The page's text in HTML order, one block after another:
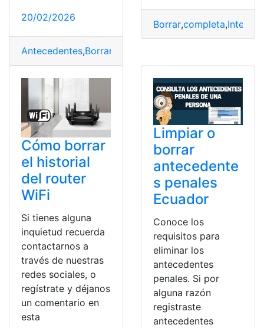
20/02/2026
Antecedentes,Borrar
Borrar,completa,Internet
Cómo borrar
el historial
del router
WiFi
Si tienes alguna
inquietud recuerda
contactarnos a
través de nuestras
redes sociales, o
regístrate y déjanos
un comentario en
esta
Limpiar o
borrar
antecedente
s penales
Ecuador
Conoce los
requisitos para
eliminar los
antecedentes
penales. Si por
alguna razón
registraste
antecedentes